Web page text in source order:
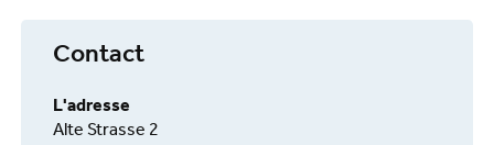
Contact
L'adresse
Alte Strasse 2